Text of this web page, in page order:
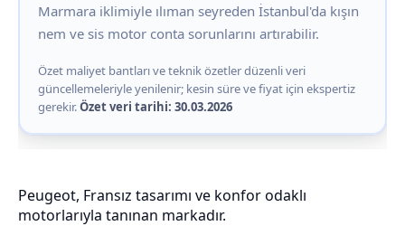
Marmara iklimiyle ılıman seyreden İstanbul'da kışın
nem ve sis motor conta sorunlarını artırabilir.
Özet maliyet bantları ve teknik özetler düzenli veri
güncellemeleriyle yenilenir; kesin süre ve fiyat için ekspertiz
gerekir.Özet veri tarihi: 30.03.2026
Peugeot, Fransız tasarımı ve konfor odaklı
motorlarıyla tanınan markadır.